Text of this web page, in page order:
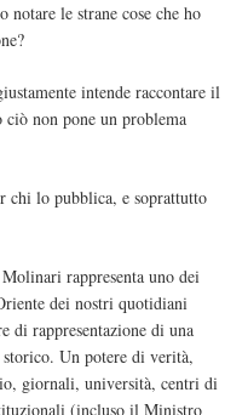
le strane cose che ho
intende raccontare il
non pone un problema
chi lo pubblica, e soprattutto
rappresenta uno dei
dei nostri quotidiani
di rappresentazione di una
Un potere di verità,
giornali, università, centri di
(incluso il Ministro